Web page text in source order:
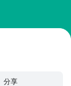
分享